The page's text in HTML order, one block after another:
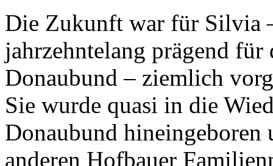
Die Zukunft war für Silvia
jahrzehntelang prägend
Donaubund – ziemlich
Sie wurde quasi in die
Donaubund hineingeboren
anderen Hofbauer Fa